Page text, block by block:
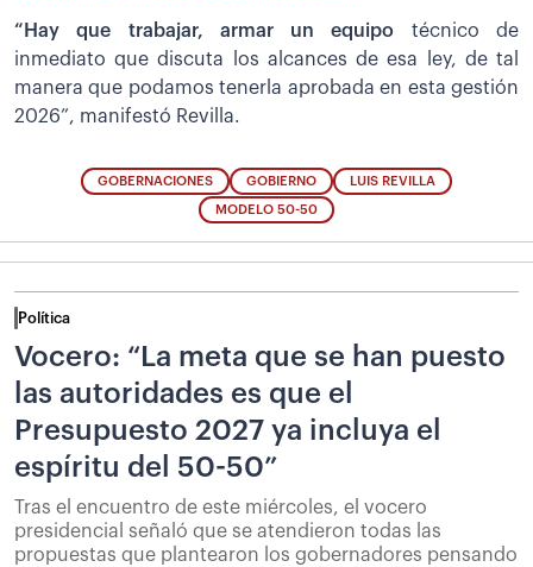
“Hay que trabajar, armar un equipo técnico de
inmediato que discuta los alcances de esa ley, de tal
manera que podamos tenerla aprobada en esta gestión
2026”, manifestó Revilla.
GOBERNACIONES GOBIERNO LUIS REVILLA
MODELO 50-50
Política
Vocero: “La meta que se han puesto
las autoridades es que el
Presupuesto 2027 ya incluya el
espíritu del 50-50”
Tras el encuentro de este miércoles, el vocero
presidencial señaló que se atendieron todas las
propuestas que plantearon los gobernadores pensando